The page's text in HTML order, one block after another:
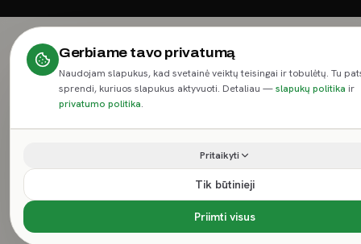
Gerbiame tavo privatumą
Naudojam slapukus, kad svetainė veiktų teisingai ir tobulėtų. Tu
sprendi, kuriuos slapukus aktyvuoti. Detaliau —slapukų politika ir
privatumo politika.
Pritaikyti
Tik būtinieji
Priimti visus